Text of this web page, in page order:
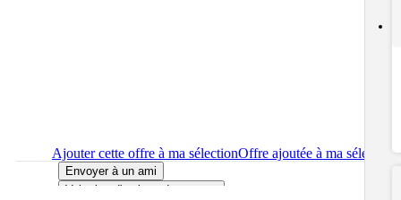
Ajouter cette offre à ma sélectionOffre ajoutée à ma sélection
Envoyer à un ami
Voir plus d'options de partage